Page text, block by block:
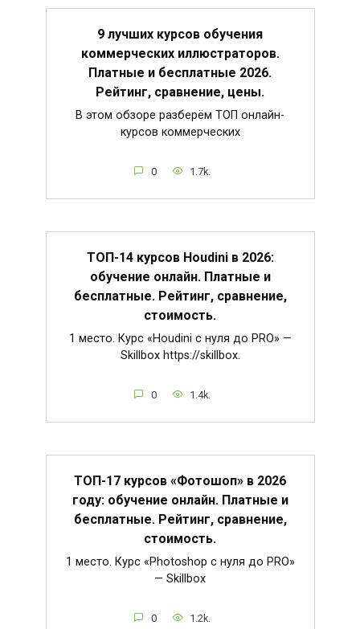
9 лучших курсов обучения
коммерческих иллюстраторов.
Платные и бесплатные 2026.
Рейтинг, сравнение, цены.
В этом обзоре разберём ТОП онлайн-
курсов коммерческих
0 1.7k.
ТОП-14 курсов Houdini в 2026:
обучение онлайн. Платные и
бесплатные. Рейтинг, сравнение,
стоимость.
1 место. Курс «Houdini c нуля до PRO» —
Skillbox https://skillbox.
0 1.4k.
ТОП-17 курсов «Фотошоп» в 2026
году: обучение онлайн. Платные и
бесплатные. Рейтинг, сравнение,
стоимость.
1 место. Курс «Photoshop с нуля до PRO»
— Skillbox
0 1.2k.